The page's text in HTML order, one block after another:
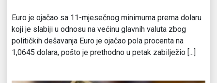
Euro je ojačao sa 11-mjesečnog minimuma prema dolaru
koji je slabiji u odnosu na većinu glavnih valuta zbog
političkih dešavanja Euro je ojačao pola procenta na
1,0645 dolara, pošto je prethodno u petak zabilježio [...]